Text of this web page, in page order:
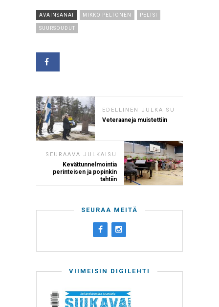
AVAINSANAT MIKKO PELTONEN PELTSI
SUURSOUDUT
EDELLINEN JULKAISU
Veteraaneja muistettiin
SEURAAVA JULKAISU
Kevättunnelmointia
perinteisen ja popinkin
tahtiin
SEURAA MEITÄ
VIIMEISIN DIGILEHTI